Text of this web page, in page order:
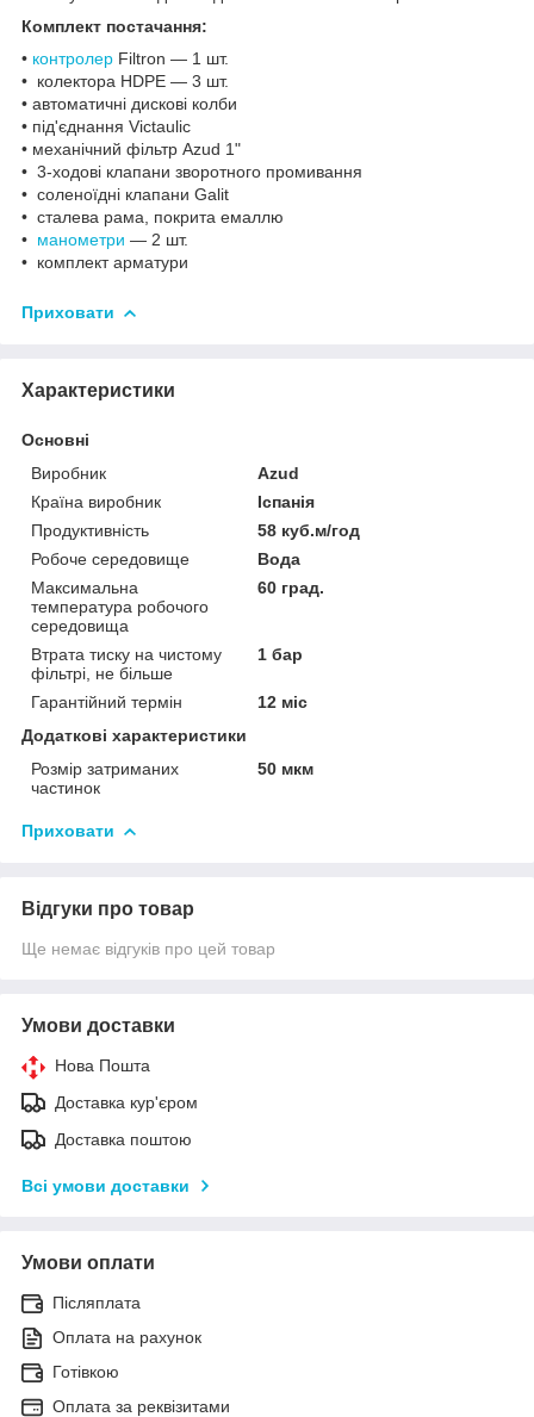
Комплект постачання:
• контролер Filtron — 1 шт.
• колектора HDPE — 3 шт.
• автоматичні дискові колби
• під'єднання Victaulic
• механічний фільтр Azud 1"
• 3-ходові клапани зворотного промивання
• соленоїдні клапани Galit
• сталева рама, покрита емаллю
• манометри — 2 шт.
• комплект арматури
Приховати
Характеристики
Основні
Виробник
Azud
Країна виробник
Іспанія
Продуктивність
58 куб.м/год
Робоче середовище
Вода
Максимальна
температура робочого
середовища
60 град.
Втрата тиску на чистому
фільтрі, не більше
1 бар
Гарантійний термін
12 міс
Додаткові характеристики
Розмір затриманих
частинок
50 мкм
Приховати
Відгуки про товар
Ще немає відгуків про цей товар
Умови доставки
Нова Пошта
Доставка кур'єром
Доставка поштою
Всі умови доставки
Умови оплати
Післяплата
Оплата на рахунок
Готівкою
Оплата за реквізитами